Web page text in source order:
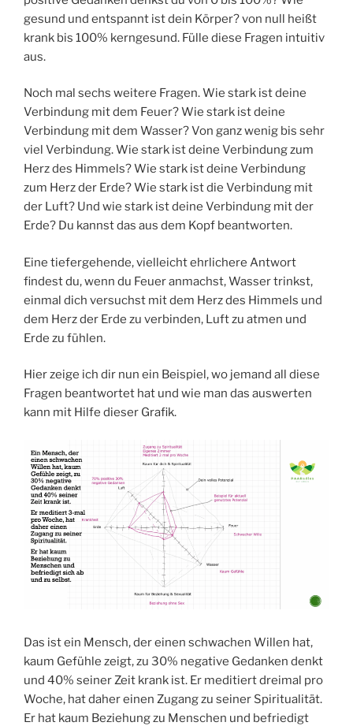
gesund und entspannt ist dein Körper? von null heißt
krank bis 100% kerngesund. Fülle diese Fragen intuitiv
aus.
Noch mal sechs weitere Fragen. Wie stark ist deine
Verbindung mit dem Feuer? Wie stark ist deine
Verbindung mit dem Wasser? Von ganz wenig bis sehr
viel Verbindung. Wie stark ist deine Verbindung zum
Herz des Himmels? Wie stark ist deine Verbindung
zum Herz der Erde? Wie stark ist die Verbindung mit
der Luft? Und wie stark ist deine Verbindung mit der
Erde? Du kannst das aus dem Kopf beantworten.
Eine tiefergehende, vielleicht ehrlichere Antwort
findest du, wenn du Feuer anmachst, Wasser trinkst,
einmal dich versuchst mit dem Herz des Himmels und
dem Herz der Erde zu verbinden, Luft zu atmen und
Erde zu fühlen.
Hier zeige ich dir nun ein Beispiel, wo jemand all diese
Fragen beantwortet hat und wie man das auswerten
kann mit Hilfe dieser Grafik.
Das ist ein Mensch, der einen schwachen Willen hat,
kaum Gefühle zeigt, zu 30% negative Gedanken denkt
und 40% seiner Zeit krank ist. Er meditiert dreimal pro
Woche, hat daher einen Zugang zu seiner Spiritualität.
Er hat kaum Beziehung zu Menschen und befriedigt